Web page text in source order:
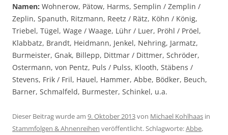
Namen: Wohnerow, Pätow, Harms, Semplin / Zemplin /
Zeplin, Spanuth, Ritzmann, Reetz / Rätz, Köhn / König,
Triebel, Tügel, Wage / Waage, Lühr / Luer, Pröhl / Pröel,
Klabbatz, Brandt, Heidmann, Jenkel, Nehring, Jarmatz,
Burmeister, Gnak, Billepp, Dittmar / Dittmer, Schröder,
Ostermann, von Pentz, Puls / Pulss, Klooth, Stäbens /
Stevens, Frik / Fril, Hauel, Hammer, Abbe, Bödker, Beuch,
Barner, Schmalfeld, Burmester, Schinkel, u.a.
Dieser Beitrag wurde am 9. Oktober 2013von Michael Kohlhaas in
Stammfolgen & Ahnenreihen veröffentlicht. Schlagworte:Abbe,